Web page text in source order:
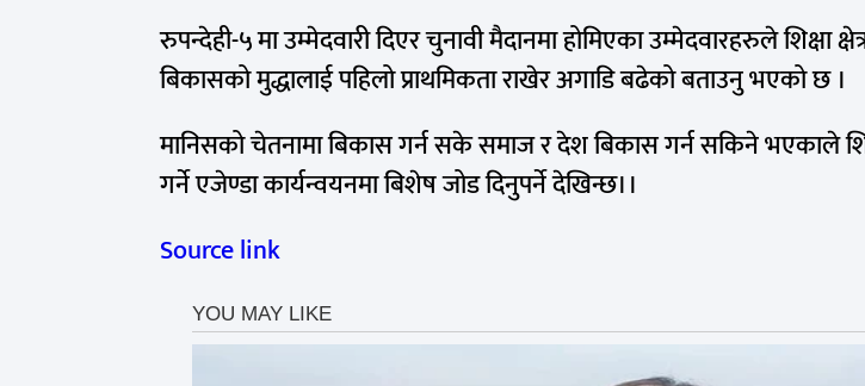
रुपन्देही-५ मा उम्मेदवारी दिएर चुनावी मैदानमा होमिएका उम्मेदवारहरुले शिक्षा
बिकासको मुद्धालाई पहिलो प्राथमिकता राखेर अगाडि बढेको बताउनु भएको छ ।
मानिसको चेतनामा बिकास गर्न सके समाज र देश बिकास गर्न सकिने भएकाले
गर्ने एजेण्डा कार्यन्वयनमा बिशेष जोड दिनुपर्ने देखिन्छ।।
Source link